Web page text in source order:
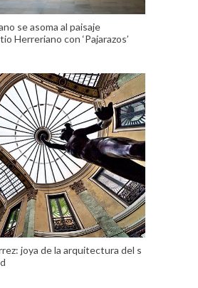
se asoma al paisaje
Herreriano con ‘Pajarazos’
joya de la arquitectura del s